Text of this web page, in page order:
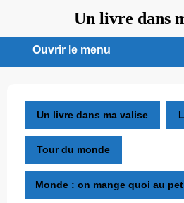
contenu
Un livre dans
Ouvrir le menu
menu
Un livre dans ma valise
Tour du monde
Monde : on mange quoi au